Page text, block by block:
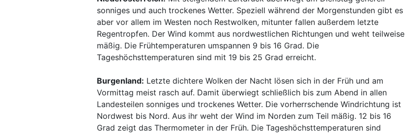
sonniges und auch trockenes Wetter. Speziell während der Morgenstunden gibt es
aber vor allem im Westen noch Restwolken, mitunter fallen außerdem letzte
Regentropfen. Der Wind kommt aus nordwestlichen Richtungen und weht teilweise
mäßig. Die Frühtemperaturen umspannen 9 bis 16 Grad. Die
Tageshöchsttemperaturen sind mit 19 bis 25 Grad erreicht.
Burgenland: Letzte dichtere Wolken der Nacht lösen sich in der Früh und am
Vormittag meist rasch auf. Damit überwiegt schließlich bis zum Abend in allen
Landesteilen sonniges und trockenes Wetter. Die vorherrschende Windrichtung ist
Nordwest bis Nord. Aus ihr weht der Wind im Norden zum Teil mäßig. 12 bis 16
Grad zeigt das Thermometer in der Früh. Die Tageshöchsttemperaturen sind